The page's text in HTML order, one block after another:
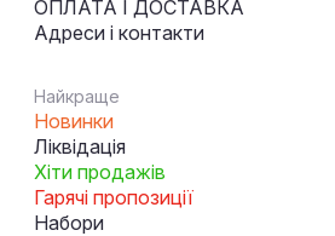
ОПЛАТА І ДОСТАВКА
Адреси і контакти
Найкраще
Новинки
Ліквідація
Хіти продажів
Гарячі пропозиції
Набори